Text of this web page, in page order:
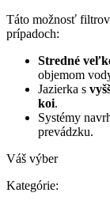
Táto možnosť
prípadoch:
Stredné
objemom
Jazierka s
koi.
Systémy
prevádzku.
Váš výber
Kategórie: